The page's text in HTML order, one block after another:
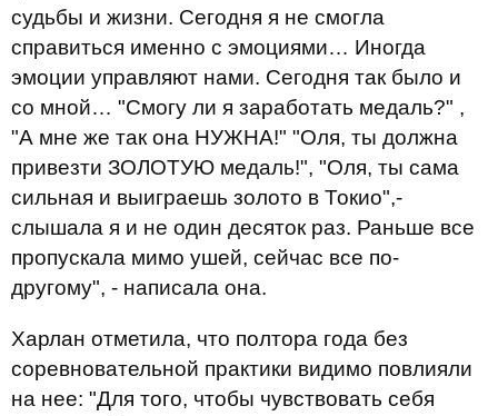
судьбы и жизни. Сегодня я не смогла
справиться именно с эмоциями… Иногда
эмоции управляют нами. Сегодня так было и
со мной… "Смогу ли я заработать медаль?" ,
"А мне же так она НУЖНА!" "Оля, ты должна
привезти ЗОЛОТУЮ медаль!", "Оля, ты сама
сильная и выиграешь золото в Токио",-
слышала я и не один десяток раз. Раньше все
пропускала мимо ушей, сейчас все по-
другому", - написала она.
Харлан отметила, что полтора года без
соревновательной практики видимо повлияли
на нее: "Для того, чтобы чувствовать себя